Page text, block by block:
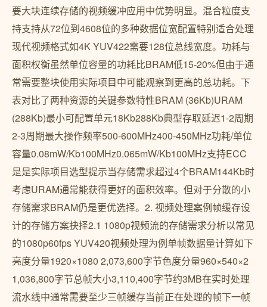
要大块连续存储的视频缓冲应用中优势明显。混合粒度支
持支持从72位到4608位的多种数据位宽配置特别适合处理
现代视频格式如4K YUV422需要128位总线宽度。功耗与
面积权衡虽然单位容量的功耗比BRAM低15-20%但由于通
常需要整块使用实际项目中可能观察到更高的总功耗。下
表对比了两种资源的关键参数特性BRAM (36Kb)URAM
(288Kb)最小可配置单元18Kb288Kb典型存取延迟1-2周期
2-3周期最大操作频率500-600MHz400-450MHz功耗/单位
容量0.08mW/Kb100MHz0.065mW/Kb100MHz支持ECC
是是实际项目选型提示当存储需求超过4个BRAM144Kb时
考虑URAM通常能获得更好的面积效率。但对于分散的小
存储需求BRAM仍是更优选择。2. 视频处理案例帧缓存设
计的存储方案抉择2.1 1080p视频流的存储需求分析以常见
的1080p60fps YUV420视频处理为例单帧数据量计算如下
亮度分量1920×1080 2,073,600字节色度分量960×540×2
1,036,800字节总帧大小3,110,400字节约3MB在实时处理
流水线中通常需要至少三帧缓存当前正在处理的帧下一帧